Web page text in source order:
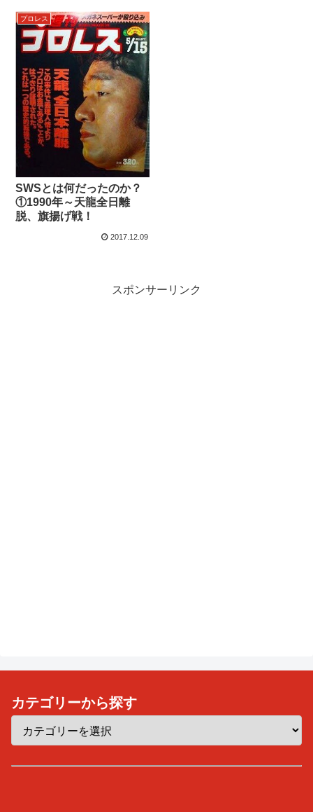
プロレス
SWSとは何だったのか？
①1990年～天龍全日離
脱、旗揚げ戦！
2017.12.09
スポンサーリンク
カテゴリーから探す